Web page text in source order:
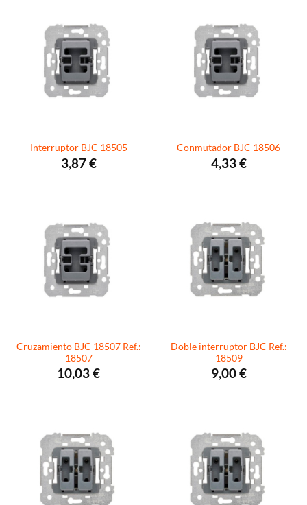
Interruptor BJC 18505
3,87€
Conmutador BJC 18506
4,33€
Cruzamiento BJC 18507 Ref.:
18507
10,03€
Doble interruptor BJC Ref.:
18509
9,00€